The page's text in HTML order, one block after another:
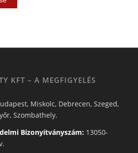
KFT – A MEGFIGYELÉS
Miskolc, Debrecen, Szeged,
Szombathely.
Bizonyítványszám:13050-